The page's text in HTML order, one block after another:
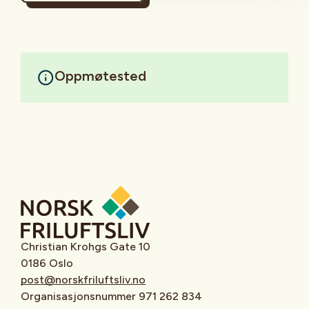
Oppmøtested
Christian Krohgs Gate 10
0186 Oslo
post@norskfriluftsliv.no
Organisasjonsnummer 971 262 834